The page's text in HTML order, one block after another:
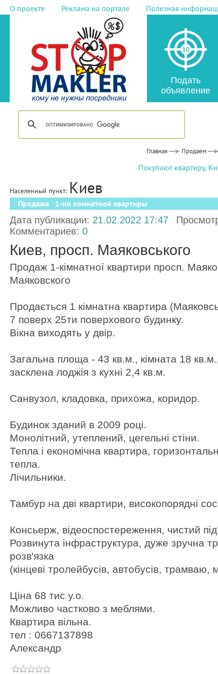
О проекте Реклама на портале Полезная
Подать
объявление
Главная Продаем
Покупают квартиру,
Населенный пункт: Киев
Продажа 1-но комнатной квартиры
Дата публикации: 21.02.2022 17:47
Комментариев: 0
Киев, просп. Маяковського
Продаж 1-кімнатної квартири просп.
Маяковского
Продається 1 кімнатна квартира
7 поверх 25ти поверхового будинку.
Вікна виходять у двір.
Загальна площа - 43 кв.м., кімната 18
засклена лоджія з кухні 2,4 кв.м.
Санвузол, кладовка, прихожа, коридор.
Будинок зданий в 2009 році.
Монолітний, утеплений, цегельні стіни.
Тепла і економічна квартира,
тепла.
Лічильники.
Тамбур на дві квартири, високопорядні
Консьерж, відеоспостереження, чистий
Розвинута інфраструктура, дуже зручна
розв'язка
(кінцеві тролейбусів, автобусів, трамваю,
Ціна 68 тис у.о.
Можливо частково з меблями.
Квартира вільна.
тел : 0667137898
Александр